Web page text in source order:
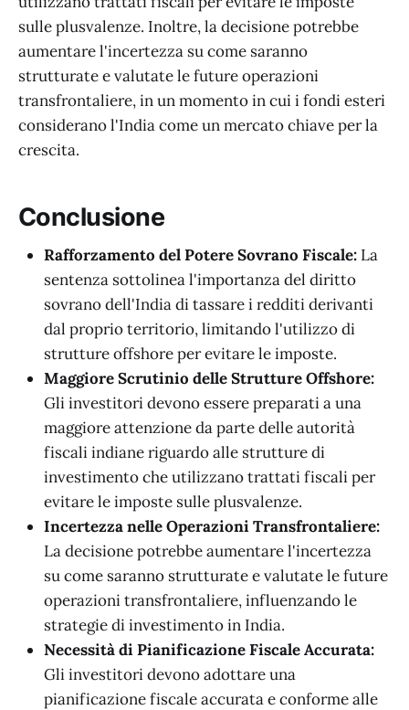
sulle plusvalenze. Inoltre, la decisione potrebbe
aumentare l'incertezza su come saranno
strutturate e valutate le future operazioni
transfrontaliere, in un momento in cui i fondi esteri
considerano l'India come un mercato chiave per la
crescita.
Conclusione
Rafforzamento del Potere Sovrano Fiscale: La
sentenza sottolinea l'importanza del diritto
sovrano dell'India di tassare i redditi derivanti
dal proprio territorio, limitando l'utilizzo di
strutture offshore per evitare le imposte.
Maggiore Scrutinio delle Strutture Offshore:
Gli investitori devono essere preparati a una
maggiore attenzione da parte delle autorità
fiscali indiane riguardo alle strutture di
investimento che utilizzano trattati fiscali per
evitare le imposte sulle plusvalenze.
Incertezza nelle Operazioni Transfrontaliere:
La decisione potrebbe aumentare l'incertezza
su come saranno strutturate e valutate le future
operazioni transfrontaliere, influenzando le
strategie di investimento in India.
Necessità di Pianificazione Fiscale Accurata:
Gli investitori devono adottare una
pianificazione fiscale accurata e conforme alle